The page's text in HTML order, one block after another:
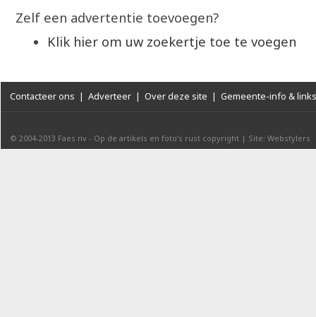
Zelf een advertentie toevoegen?
Klik hier om uw zoekertje toe te voegen
Contacteer ons | Adverteer | Over deze site | Gemeente-info & links
© 2004-2013 Faes nv - Op de artikels en foto’s rust copyright | Site: Webstylers